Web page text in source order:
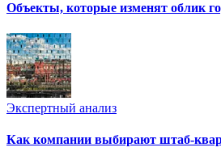
Объекты, которые изменят облик
Экспертный анализ
Как компании выбирают штаб-